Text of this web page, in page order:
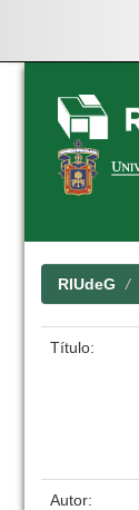
Skip
navigation
RIUdeG
Título:
Autor: